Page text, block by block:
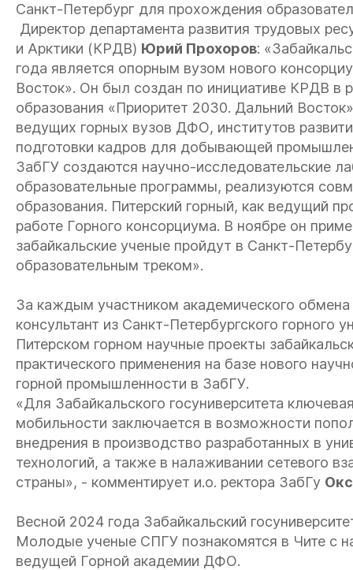
Санкт-Петербург для прохождения
Директор департамента развития трудовых
и Арктики (КРДВ) Юрий Прохоров:
года является опорным вузом нового
Восток». Он был создан по инициативе КРДВ в
образования «Приоритет 2030. Дальний
ведущих горных вузов ДФО, институтов
подготовки кадров для добывающей
ЗабГУ создаются научно-исследовательские
образовательные программы, реализуются
образования. Питерский горный, как ведущий
работе Горного консорциума. В ноябре он
забайкальские ученые пройдут в Санкт-
образовательным треком».
За каждым участником академического
консультант из Санкт-Петербургского горного
Питерском горном научные проекты
практического применения на базе нового
горной промышленности в ЗабГУ.
«Для Забайкальского госуниверситета
мобильности заключается в возможности
внедрения в производство разработанных в
технологий, а также в налаживании сетевого
страны», - комментирует и.о. ректора ЗабГу
Весной 2024 года Забайкальский
Молодые ученые СПГУ познакомятся в Чите с
ведущей Горной академии ДФО.